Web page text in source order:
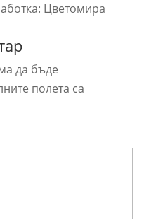
Цветомира
да бъде
полета са